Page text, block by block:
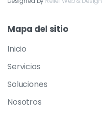
Mapa del sitio
Inicio
Servicios
Soluciones
Nosotros